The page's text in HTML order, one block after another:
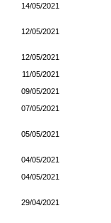
14/05/2021
12/05/2021
12/05/2021
11/05/2021
09/05/2021
07/05/2021
05/05/2021
04/05/2021
04/05/2021
29/04/2021